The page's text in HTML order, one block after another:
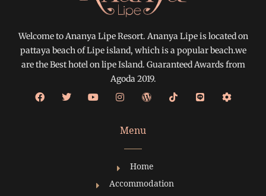
Welcome to Ananya Lipe Resort. Ananya Lipe is located on
pattaya beach of Lipe island, which is a popular beach.we
are the Best hotel on lipe Island. Guaranteed Awards from
Agoda 2019.
Menu
Home
Accommodation